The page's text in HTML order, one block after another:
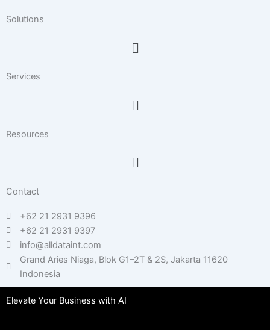
Solutions
Menu
Services
Menu
Resources
Menu
Contact
+62 21 2931 9396
+62 21 2931 9397
info@alldataint.com
Grand Aries Niaga, Blok G1–2T & 2S, Jakarta 11620
Indonesia
Elevate Your Business with AI